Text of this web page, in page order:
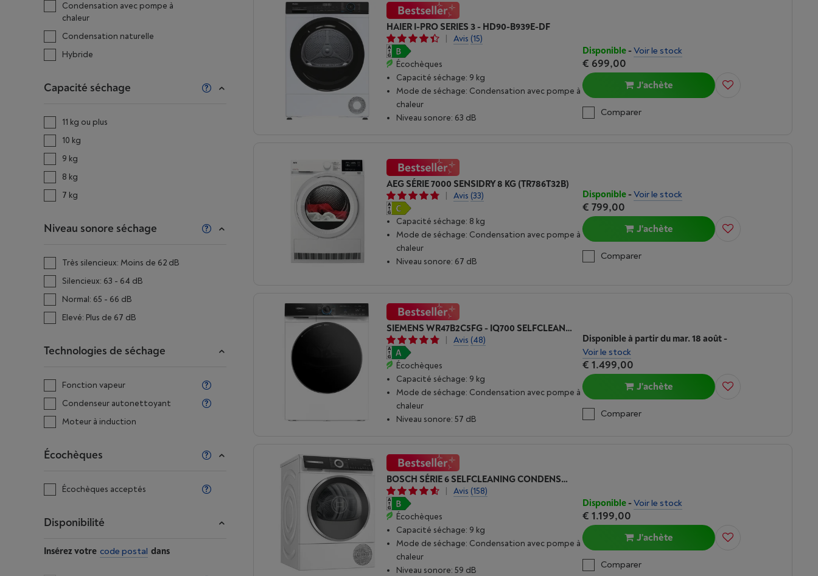
Condensation avec pompe à
chaleur
Condensation naturelle
Hybride
Capacité séchage
11 kg ou plus
10 kg
9 kg
8 kg
7 kg
Niveau sonore séchage
Très silencieux: Moins de 62 dB
Silencieux: 63 - 64 dB
Normal: 65 - 66 dB
Elevé: Plus de 67 dB
Technologies de séchage
Fonction vapeur
Condenseur autonettoyant
Moteur à induction
Écochèques
Écochèques acceptés
Disponibilité
Insérez votre code postal dans
HAIER I-PRO SERIES 3 - HD90-B939E-DF
|
Avis (15)
Écochèques
Capacité séchage: 9 kg
Mode de séchage: Condensation avec pompe à
chaleur
Niveau sonore: 63 dB
Disponible- Voir le stock
€ 699,00
J'achète
Comparer
AEG SÉRIE 7000 SENSIDRY 8 KG (TR786T32B)
Avis (33)
Capacité séchage: 8 kg
Mode de séchage: Condensation avec pompe à
chaleur
Niveau sonore: 67 dB
Disponible- Voir le stock
€ 799,00
J'achète
Comparer
SIEMENS WR47B2C5FG - IQ700 SELFCLEANING CONDENSOR
|
Avis (48)
Écochèques
Capacité séchage: 9 kg
Mode de séchage: Condensation avec pompe à
chaleur
Niveau sonore: 57 dB
Disponible à partir du mar. 18 août-
Voir le stock
€ 1.499,00
J'achète
Comparer
BOSCH SÉRIE 6 SELFCLEANING CONDENSER - WQH246DPFG
|
Avis (158)
Écochèques
Capacité séchage: 9 kg
Mode de séchage: Condensation avec pompe à
chaleur
Niveau sonore: 59 dB
Disponible- Voir le stock
€ 1.199,00
J'achète
Comparer